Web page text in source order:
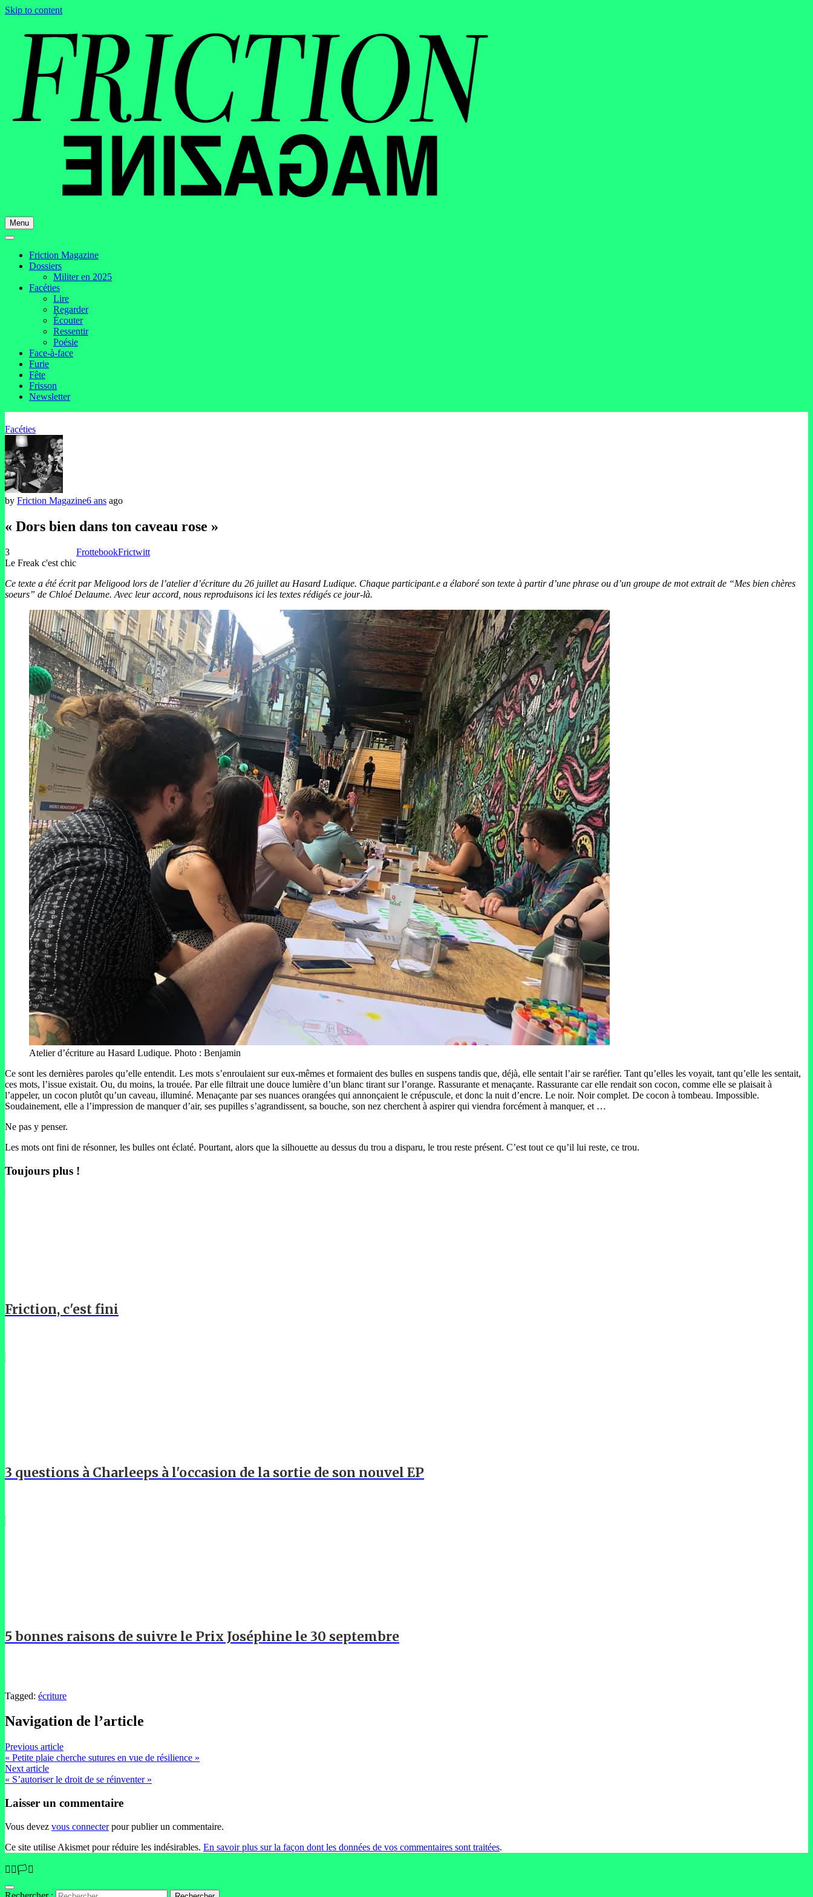
Skip to content
Menu
Friction Magazine
Dossiers
Militer en 2025
Facéties
Lire
Regarder
Écouter
Ressentir
Poésie
Face-à-face
Furie
Fête
Frisson
Newsletter
Facéties
by Friction Magazine6 ans ago
« Dors bien dans ton caveau rose »
3
Le Freak c'est chic
FrottebookFrictwitt
Ce texte a été écrit par Meligood lors de l’atelier d’écriture du 26 juillet au Hasard Ludique. Chaque participant.e a élaboré son texte à partir d’une phrase ou d’un groupe de mot extrait de “Mes bien chères
soeurs” de Chloé Delaume. Avec leur accord, nous reproduisons ici les textes rédigés ce jour-là.
Atelier d’écriture au Hasard Ludique. Photo : Benjamin
Ce sont les dernières paroles qu’elle entendit. Les mots s’enroulaient sur eux-mêmes et formaient des bulles en suspens tandis que, déjà, elle sentait l’air se raréfier. Tant qu’elles les voyait, tant qu’elle les sentait,
ces mots, l’issue existait. Ou, du moins, la trouée. Par elle filtrait une douce lumière d’un blanc tirant sur l’orange. Rassurante et menaçante. Rassurante car elle rendait son cocon, comme elle se plaisait à
l’appeler, un cocon plutôt qu’un caveau, illuminé. Menaçante par ses nuances orangées qui annonçaient le crépuscule, et donc la nuit d’encre. Le noir. Noir complet. De cocon à tombeau. Impossible.
Soudainement, elle a l’impression de manquer d’air, ses pupilles s’agrandissent, sa bouche, son nez cherchent à aspirer qui viendra forcément à manquer, et …
Ne pas y penser.
Les mots ont fini de résonner, les bulles ont éclaté. Pourtant, alors que la silhouette au dessus du trou a disparu, le trou reste présent. C’est tout ce qu’il lui reste, ce trou.
Toujours plus !
Friction, c'est fini
3 questions à Charleeps à l'occasion de la sortie de son nouvel EP
5 bonnes raisons de suivre le Prix Joséphine le 30 septembre
Tagged: écriture
Navigation de l’article
Previous article
« Petite plaie cherche sutures en vue de résilience »
Next article
« S’autoriser le droit de se réinventer »
Laisser un commentaire
Vous devez vous connecterpour publier un commentaire.
Ce site utilise Akismet pour réduire les indésirables. En savoir plus sur la façon dont les données de vos commentaires sont traitées.
🏳️‍🌈🏳️‍⚧️